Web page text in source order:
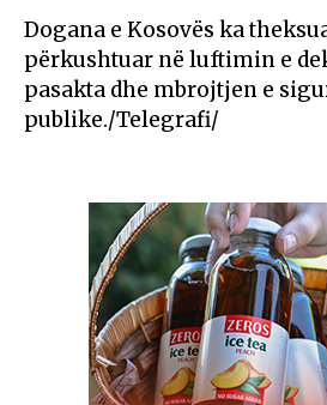
Dogana e Kosovës ka
përkushtuar në luftimin e
pasakta dhe mbrojtjen e
publike./Telegrafi/